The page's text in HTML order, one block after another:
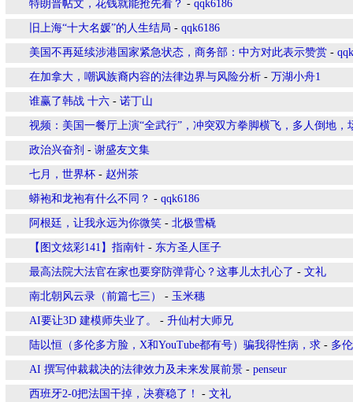
特朗普帖文，花钱就能抢先看？ - qqk6186
旧上海“十大名媛”的人生结局 - qqk6186
美国不再延续涉港国家紧急状态，商务部：中方对此表示赞赏 -
在加拿大，嘲讽族裔内容的法律边界与风险分析 - 万湖小舟1
谁赢了韩战 十六 - 诺丁山
视频：美国一餐厅上演“全武行”，冲突双方拳脚横飞，多人倒地，
政治兴奋剂 - 谢盛友文集
七月，世界杯 - 赵州茶
蟒袍和龙袍有什么不同？ - qqk6186
阿根廷，让我永远为你微笑 - 北极雪橇
【图文炫彩141】指南针 - 东方圣人匡子
最高法院大法官在家也要穿防弹背心？这事儿太扎心了 - 文礼
南北朝风云录（前篇七三） - 玉米穗
AI要让3D 建模师失业了。 - 升仙村大师兄
陆以恒（多伦多方脸，X和YouTube都有号）骗我得性病，求 - 多
AI 撰写仲裁裁决的法律效力及未来发展前景 - penseur
西班牙2-0把法国干掉，决赛稳了！ - 文礼